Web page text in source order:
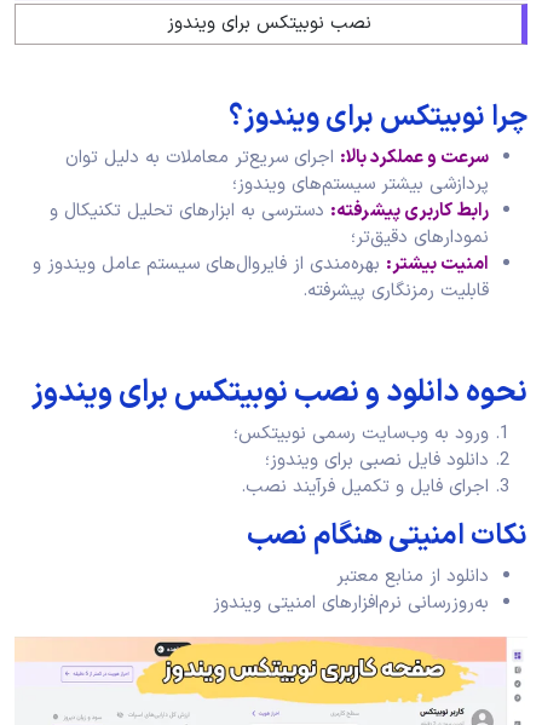
نصب نوبیتکس برای ویندوز
چرا نوبیتکس برای ویندوز؟
سرعت و عملکرد بالا: اجرای سریع‌تر معاملات به دلیل توان
پردازشی بیشتر سیستم‌های ویندوز؛
رابط کاربری پیشرفته: دسترسی به ابزارهای تحلیل تکنیکال و
نمودارهای دقیق‌تر؛
امنیت بیشتر: بهره‌مندی از فایروال‌های سیستم عامل ویندوز و
قابلیت رمزنگاری پیشرفته.
نحوه دانلود و نصب نوبیتکس برای ویندوز
ورود به وب‌سایت رسمی نوبیتکس؛
دانلود فایل نصبی برای ویندوز؛
اجرای فایل و تکمیل فرآیند نصب.
نکات امنیتی هنگام نصب
دانلود از منابع معتبر
به‌روزرسانی نرم‌افزارهای امنیتی ویندوز